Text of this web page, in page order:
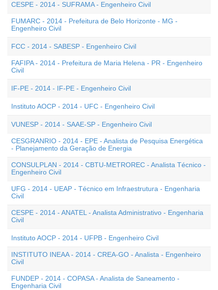
CESPE - 2014 - SUFRAMA - Engenheiro Civil
FUMARC - 2014 - Prefeitura de Belo Horizonte - MG -
Engenheiro Civil
FCC - 2014 - SABESP - Engenheiro Civil
FAFIPA - 2014 - Prefeitura de Maria Helena - PR - Engenheiro
Civil
IF-PE - 2014 - IF-PE - Engenheiro Civil
Instituto AOCP - 2014 - UFC - Engenheiro Civil
VUNESP - 2014 - SAAE-SP - Engenheiro Civil
CESGRANRIO - 2014 - EPE - Analista de Pesquisa Energética
- Planejamento da Geração de Energia
CONSULPLAN - 2014 - CBTU-METROREC - Analista Técnico -
Engenheiro Civil
UFG - 2014 - UEAP - Técnico em Infraestrutura - Engenharia
Civil
CESPE - 2014 - ANATEL - Analista Administrativo - Engenharia
Civil
Instituto AOCP - 2014 - UFPB - Engenheiro Civil
INSTITUTO INEAA - 2014 - CREA-GO - Analista - Engenheiro
Civil
FUNDEP - 2014 - COPASA - Analista de Saneamento -
Engenharia Civil